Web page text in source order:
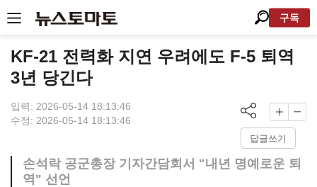
구독
KF-21 전력화 지연 우려에도 F-5 퇴역
3년 당긴다
입력: 2026-05-14 18:13:46
수정: 2026-05-14 18:13:46
답글쓰기
손석락 공군총장 기자간담회서 "내년 명예로운 퇴
역" 선언